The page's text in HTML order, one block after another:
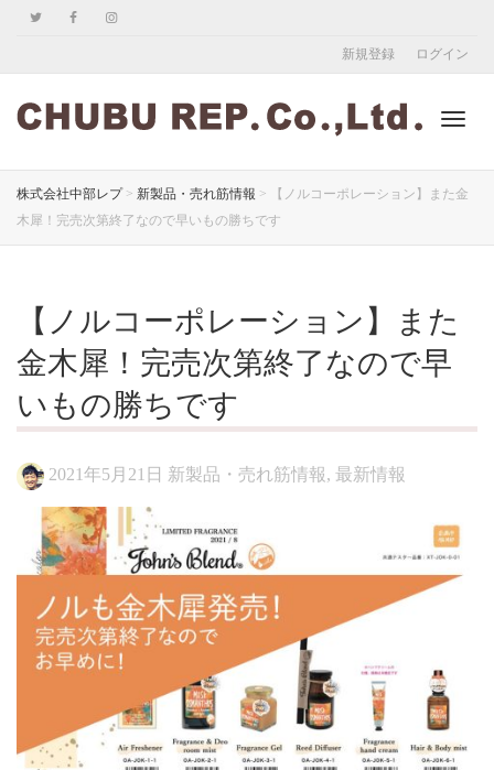
新規登録 ログイン
シ
ン
株式会社中部レプ> 新製品・売れ筋情報 >
【ノルコーポレーション】また金
木犀！完売次第終了なので早いもの勝ちです
【ノルコーポレーション】また
金木犀！完売次第終了なので早
いもの勝ちです
2021年5月21日 新製品・売れ筋情報, 最新情報